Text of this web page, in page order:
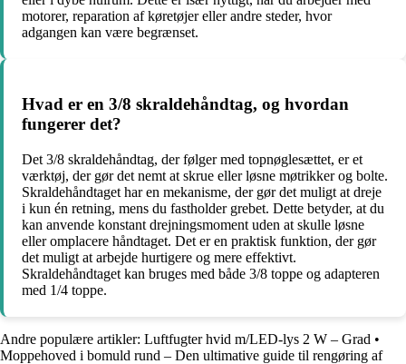
motorer, reparation af køretøjer eller andre steder, hvor
adgangen kan være begrænset.
Hvad er en 3/8 skraldehåndtag, og hvordan
fungerer det?
Det 3/8 skraldehåndtag, der følger med topnøglesættet, er et
værktøj, der gør det nemt at skrue eller løsne møtrikker og bolte.
Skraldehåndtaget har en mekanisme, der gør det muligt at dreje
i kun én retning, mens du fastholder grebet. Dette betyder, at du
kan anvende konstant drejningsmoment uden at skulle løsne
eller omplacere håndtaget. Det er en praktisk funktion, der gør
det muligt at arbejde hurtigere og mere effektivt.
Skraldehåndtaget kan bruges med både 3/8 toppe og adapteren
med 1/4 toppe.
Andre populære artikler: Luftfugter hvid m/LED-lys 2 W – Grad •
Moppehoved i bomuld rund – Den ultimative guide til rengøring af